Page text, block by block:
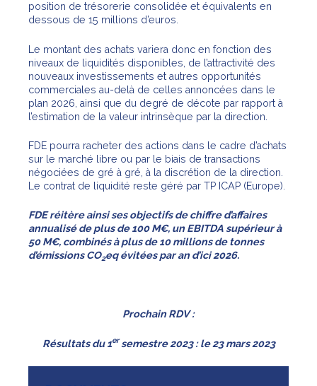
position de trésorerie consolidée et équivalents en
dessous de 15 millions d’euros.
Le montant des achats variera donc en fonction des
niveaux de liquidités disponibles, de l’attractivité des
nouveaux investissements et autres opportunités
commerciales au-delà de celles annoncées dans le
plan 2026, ainsi que du degré de décote par rapport à
l’estimation de la valeur intrinsèque par la direction.
FDE pourra racheter des actions dans le cadre d’achats
sur le marché libre ou par le biais de transactions
négociées de gré à gré, à la discrétion de la direction.
Le contrat de liquidité reste géré par TP ICAP (Europe).
FDE réitère ainsi ses objectifs dechiffre d’affaires
annualisé de plus de 100 M€, un EBITDA supérieur à
50 M€, combinés à plus de 10 millions de tonnes
d’émissions CO2eq évitées par an d’ici2026.
Prochain RDV :
Résultats du 1ersemestre 2023 : le 23 mars 2023